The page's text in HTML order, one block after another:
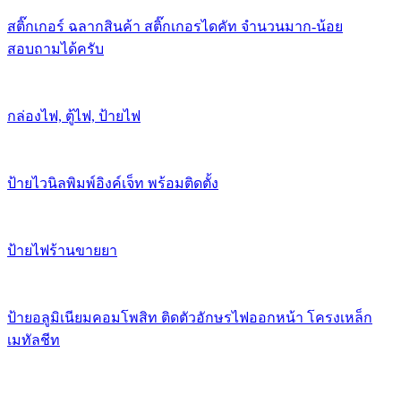
สติ๊กเกอร์ ฉลากสินค้า สติ๊กเกอรไดคัท จำนวนมาก-น้อย
สอบถามได้ครับ
กล่องไฟ, ตู้ไฟ, ป้ายไฟ
ป้ายไวนิลพิมพ์อิงค์เจ็ท พร้อมติดตั้ง
ป้ายไฟร้านขายยา
ป้ายอลูมิเนียมคอมโพสิท ติดตัวอักษรไฟออกหน้า โครงเหล็ก
เมทัลชีท